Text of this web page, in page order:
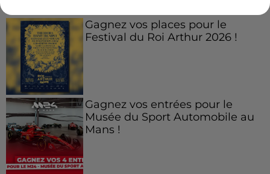
Gagnez vos places pour le
Festival du Roi Arthur 2026 !
Gagnez vos entrées pour le
Musée du Sport Automobile au
Mans !